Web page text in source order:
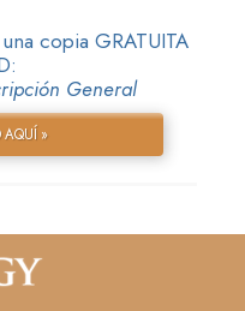
copia GRATUITA
General
AQUÍ »